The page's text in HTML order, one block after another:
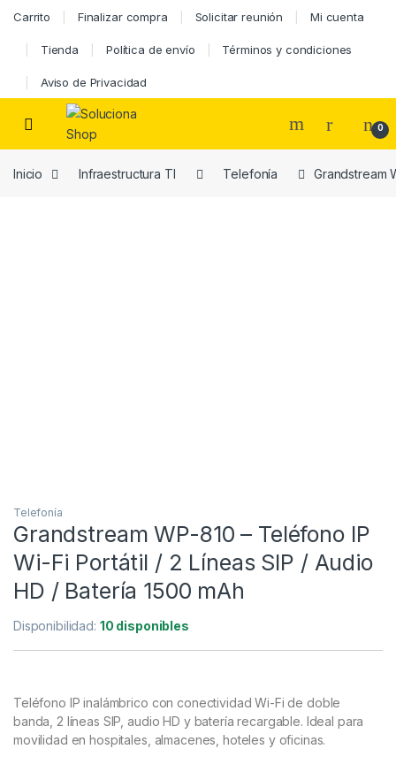
Carrito Finalizar compra Solicitar reunión Mi cuenta
Tienda Política de envío Términos y condiciones
Aviso de Privacidad
0
Inicio Infraestructura TI Telefonía Grandstream
Telefonía
Grandstream WP-810 – Teléfono IP
Wi-Fi Portátil / 2 Líneas SIP / Audio
HD / Batería 1500 mAh
Disponibilidad: 10 disponibles
Teléfono IP inalámbrico con conectividad Wi-Fi de doble
banda, 2 líneas SIP, audio HD y batería recargable. Ideal para
movilidad en hospitales, almacenes, hoteles y oficinas.